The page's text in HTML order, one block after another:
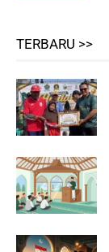
TERBARU >>